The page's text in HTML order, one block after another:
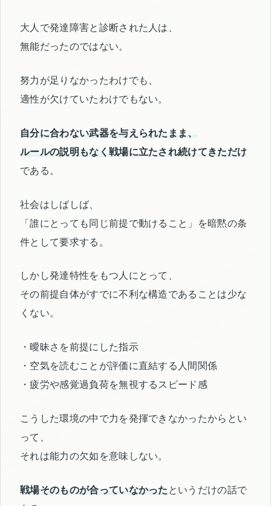
大人で発達障害と診断された人は、
無能だったのではない。
努力が足りなかったわけでも、
適性が欠けていたわけでもない。
自分に合わない武器を与えられたまま、
ルールの説明もなく戦場に立たされ続けてきただけ
である。
社会はしばしば、
「誰にとっても同じ前提で動けること」を暗黙の条
件として要求する。
しかし発達特性をもつ人にとって、
その前提自体がすでに不利な構造であることは少な
くない。
・曖昧さを前提にした指示
・空気を読むことが評価に直結する人間関係
・疲労や感覚過負荷を無視するスピード感
こうした環境の中で力を発揮できなかったからとい
って、
それは能力の欠如を意味しない。
戦場そのものが合っていなかった というだけの話で